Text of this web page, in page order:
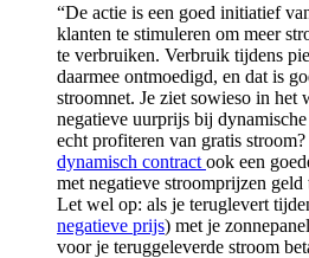
“De actie is een goed initiatief
klanten te stimuleren om meer
te verbruiken. Verbruik tijdens
daarmee ontmoedigd, en dat is
stroomnet. Je ziet sowieso in het
negatieve uurprijs bij
echt profiteren van gratis
dynamisch contract ook een
met negatieve stroomprijzen
Let wel op: als je teruglevert
negatieve prijs) met je
voor je teruggeleverde stroom